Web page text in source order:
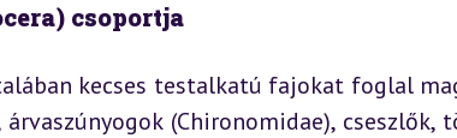
csoportja
kecses testalkatú fajokat foglal
(Chironomidae), cseszlők,